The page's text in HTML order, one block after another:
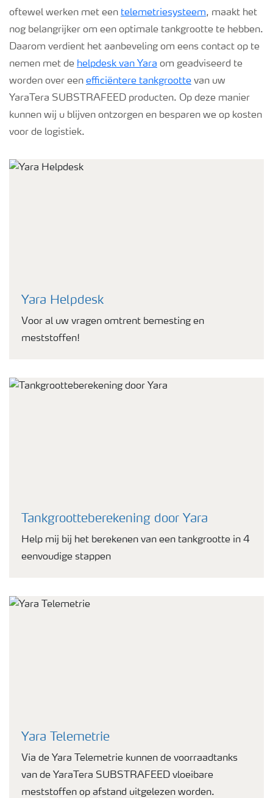
oftewel werken met een telemetriesysteem, maakt het
nog belangrijker om een optimale tankgrootte te hebben.
Daarom verdient het aanbeveling om eens contact op te
nemen met de helpdesk van Yara om geadviseerd te
worden over een efficiëntere tankgrootte van uw
YaraTera SUBSTRAFEED producten. Op deze manier
kunnen wij u blijven ontzorgen en besparen we op kosten
voor de logistiek.
Yara Helpdesk
Voor al uw vragen omtrent bemesting en
meststoffen!
Tankgrootteberekening door Yara
Help mij bij het berekenen van een tankgrootte in 4
eenvoudige stappen
Yara Telemetrie
Via de Yara Telemetrie kunnen de voorraadtanks
van de YaraTera SUBSTRAFEED vloeibare
meststoffen op afstand uitgelezen worden.